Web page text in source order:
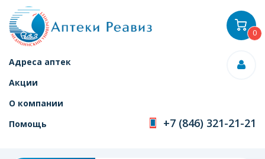
Адреса аптек
Акции
О компании
Помощь
+7 (846) 321-21-21
0